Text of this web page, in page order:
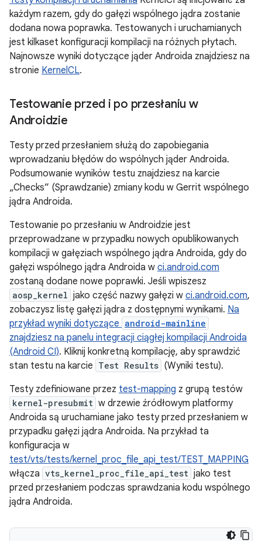
każdym razem, gdy do gałęzi wspólnego jądra zostanie
dodana nowa poprawka. Testowanych i uruchamianych
jest kilkaset konfiguracji kompilacji na różnych płytach.
Najnowsze wyniki dotyczące jąder Androida znajdziesz na
stronie KernelCL.
Testowanie przed i po przesłaniu w
Androidzie
Testy przed przesłaniem służą do zapobiegania
wprowadzaniu błędów do wspólnych jąder Androida.
Podsumowanie wyników testu znajdziesz na karcie
„Checks” (Sprawdzanie) zmiany kodu w Gerrit wspólnego
jądra Androida.
Testowanie po przesłaniu w Androidzie jest
przeprowadzane w przypadku nowych opublikowanych
kompilacji w gałęziach wspólnego jądra Androida, gdy do
gałęzi wspólnego jądra Androida w ci.android.com
zostaną dodane nowe poprawki. Jeśli wpiszesz
aosp_kernel jako część nazwy gałęzi w ci.android.com,
zobaczysz listę gałęzi jądra z dostępnymi wynikami. Na
przykład wyniki dotyczące android-mainline
znajdziesz na panelu integracji ciągłej kompilacji Androida
(Android CI). Kliknij konkretną kompilację, aby sprawdzić
stan testu na karcie Test Results (Wyniki testu).
Testy zdefiniowane przez test-mapping z grupą testów
kernel-presubmit w drzewie źródłowym platformy
Androida są uruchamiane jako testy przed przesłaniem w
przypadku gałęzi jądra Androida. Na przykład ta
konfiguracja w
test/vts/tests/kernel_proc_file_api_test/TEST_MAPPING
włącza vts_kernel_proc_file_api_test jako test
przed przesłaniem podczas sprawdzania kodu wspólnego
jądra Androida.